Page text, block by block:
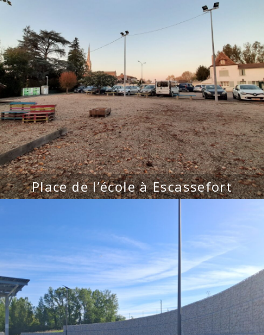
Place de l’école à Escassefort